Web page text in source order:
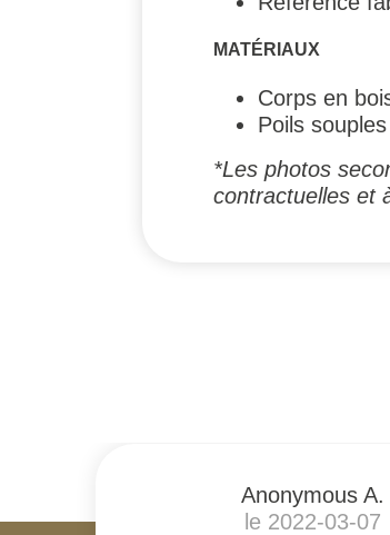
MATÉRIAUX
Corps en
Poils
*Les photos
contractuelles et
Anonymous A.
le 2022-03-07